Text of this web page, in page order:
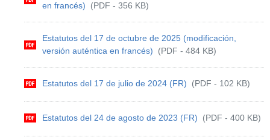
en francés)
(PDF - 356 KB)
Estatutos del 17 de octubre de 2025 (modificación,
versión auténtica en francés)
(PDF - 484 KB)
Estatutos del 17 de julio de 2024 (FR) (PDF - 102 KB)
Estatutos del 24 de agosto de 2023 (FR) (PDF - 400 KB)